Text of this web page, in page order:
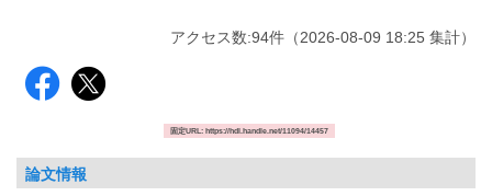
アクセス数:94件 （2026-08-09 18:25 集計）
固定URL: https://hdl.handle.net/11094/14457
論文情報